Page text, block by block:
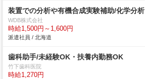
装置での分析や有機合成実験補助/化学分析
WDB株式会社
時給1,500円～1,600円
派遣社員 / 北海道
歯科助手/未経験OK・扶養内勤務OK
竹下歯科医院
時給1,270円